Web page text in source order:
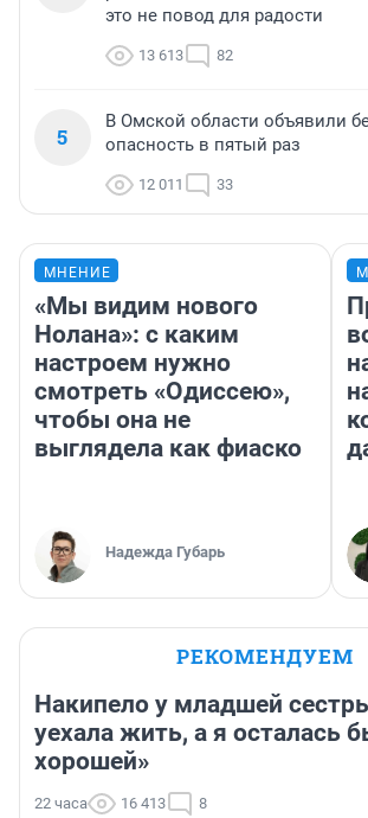
это не повод для радости
13 613 82
5
В Омской области объявили
опасность в пятый раз
12 011 33
МНЕНИЕ
«Мы видим нового
Нолана»: с каким
настроем нужно
смотреть «Одиссею»,
чтобы она не
выглядела как фиаско
Надежда Губарь
РЕКОМЕНДУЕМ
Накипело у младшей
уехала жить, а я осталась
хорошей»
22 часа 16 413 8